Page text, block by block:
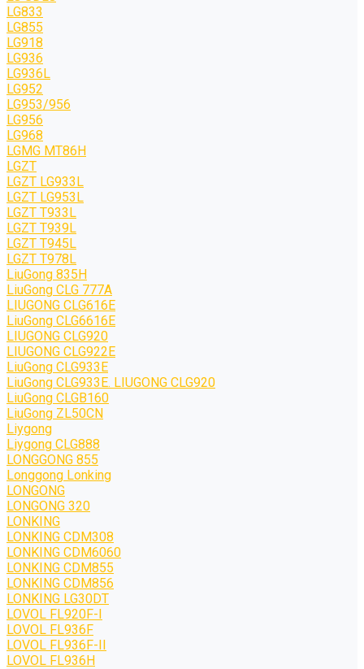
LG833
LG855
LG918
LG936
LG936L
LG952
LG953/956
LG956
LG968
LGMG MT86H
LGZT
LGZT LG933L
LGZT LG953L
LGZT T933L
LGZT T939L
LGZT T945L
LGZT T978L
LiuGong 835H
LiuGong CLG 777A
LIUGONG CLG616E
LiuGong CLG6616E
LIUGONG CLG920
LIUGONG CLG922E
LiuGong CLG933E
LiuGong CLG933E. LIUGONG CLG920
LiuGong CLGB160
LiuGong ZL50CN
Liygong
Liygong CLG888
LONGGONG 855
Longgong Lonking
LONGONG
LONGONG 320
LONKING
LONKING CDM308
LONKING CDM6060
LONKING CDM855
LONKING CDM856
LONKING LG30DT
LOVOL FL920F-I
LOVOL FL936F
LOVOL FL936F-II
LOVOL FL936H